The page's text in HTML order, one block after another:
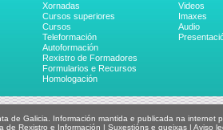
Xornadas
Cursos superiores
Cursos
Teleformación
Autoformación
Rexistro de Formadores
Formularios e Recursos
Homologación
Videos
Imaxes
Audio
de Galicia. Información mantida e publicada na internet
de Rexistro e Información | Suxestións e queixas | Aviso